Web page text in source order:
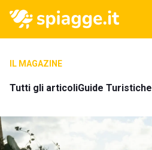
IL MAGAZINE
Tutti gli articoliGuide Turistiche